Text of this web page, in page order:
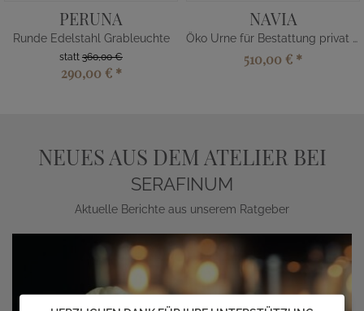
PERUNA
Runde Edelstahl Grableuchte
statt 360,00 €
290,00 € *
NAVIA
Öko Urne für Bestattung privat kaufen
510,00 € *
NEUES AUS DEM ATELIER BEI
SERAFINUM
Aktuelle Berichte aus unserem Ratgeber